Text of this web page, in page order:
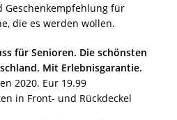
Geschenkempfehlung für
die es werden wollen.
für Senioren. Die schönsten
Mit Erlebnisgarantie.
2020. Eur 19.99
in Front- und Rückdeckel